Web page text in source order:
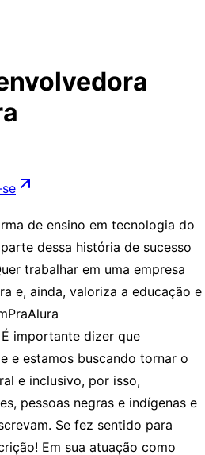
de ensino em tecnologia do
dessa história de sucesso
trabalhar em uma empresa
e, ainda, valoriza a educação e
importante dizer que
e estamos buscando tornar o
e inclusivo, por isso,
pessoas negras e indígenas e
Se fez sentido para
Em sua atuação como